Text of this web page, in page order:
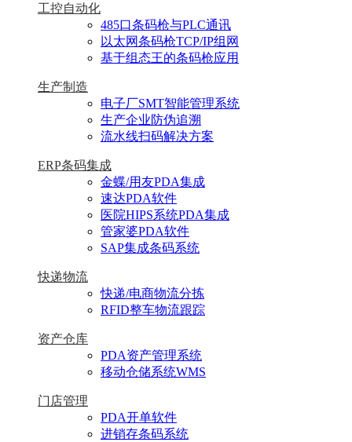
工控自动化
485口条码枪与PLC通讯
以太网条码枪TCP/IP组网
基于组态王的条码枪应用
生产制造
电子厂SMT智能管理系统
生产企业防伪追溯
流水线扫码解决方案
ERP条码集成
金蝶/用友PDA集成
速达PDA软件
医院HIPS系统PDA集成
管家婆PDA软件
SAP集成条码系统
快递物流
快递/电商物流分拣
RFID整车物流跟踪
资产仓库
PDA资产管理系统
移动仓储系统WMS
门店管理
PDA开单软件
进销存条码系统